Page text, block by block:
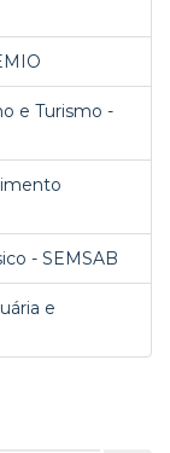
e Turismo -
- SEMSAB
e